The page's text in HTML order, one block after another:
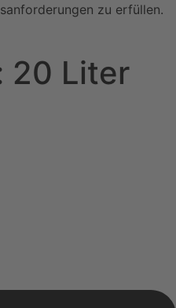
zu erfüllen.
20 Liter